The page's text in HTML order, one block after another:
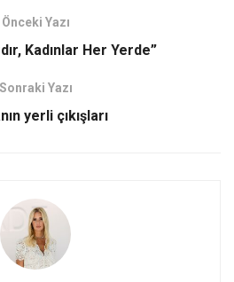
Önceki Yazı
Kadınlar Her Yerde”
Sonraki Yazı
yerli çıkışları